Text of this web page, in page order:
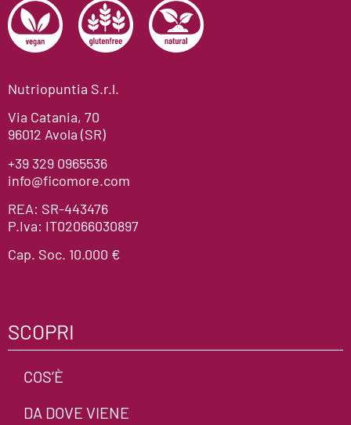
Nutriopuntia S.r.l.
Via Catania, 70
96012 Avola (SR)
+39 329 0965536
info@ficomore.com
REA: SR-443476
P.Iva: IT02066030897
Cap. Soc. 10.000 €
SCOPRI
COS’È
DA DOVE VIENE